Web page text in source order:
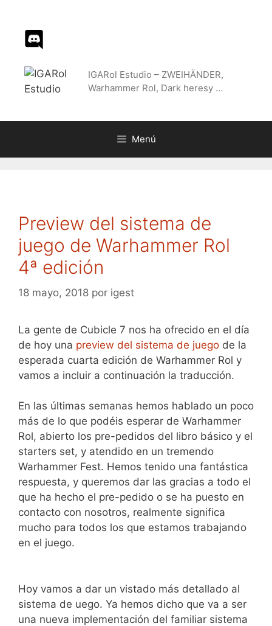
contenido
IGARol Estudio – ZWEIHÄNDER,
Warhammer Rol, Dark heresy …
Menú
Preview del sistema de
juego de Warhammer Rol
4ª edición
18 mayo, 2018 por igest
La gente de Cubicle 7 nos ha ofrecido en el día
de hoy una preview del sistema de juego de la
esperada cuarta edición de Warhammer Rol y
vamos a incluir a continuación la traducción.
En las últimas semanas hemos hablado un poco
más de lo que podéis esperar de Warhammer
Rol, abierto los pre-pedidos del libro básico y el
starters set, y atendido en un tremendo
Warhammer Fest. Hemos tenido una fantástica
respuesta, y queremos dar las gracias a todo el
que ha hecho el pre-pedido o se ha puesto en
contacto con nosotros, realmente significa
mucho para todos los que estamos trabajando
en el juego.
Hoy vamos a dar un vistado más detallado al
sistema de uego. Ya hemos dicho que va a ser
una nueva implementación del familiar sistema